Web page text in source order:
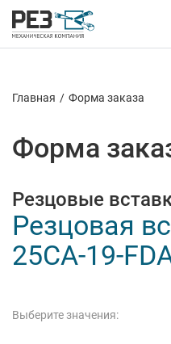
Главная / Форма заказа
Форма
Резцовые
Резцовая
25CA-19-
Выберите значения: